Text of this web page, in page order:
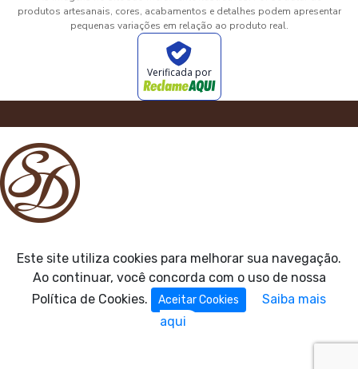
produtos artesanais, cores, acabamentos e detalhes podem apresentar
pequenas variações em relação ao produto real.
Verificada por
Este site utiliza cookies para melhorar sua navegação.
Ao continuar, você concorda com o uso de nossa
Política de Cookies.
Aceitar Cookies
Saiba mais
aqui